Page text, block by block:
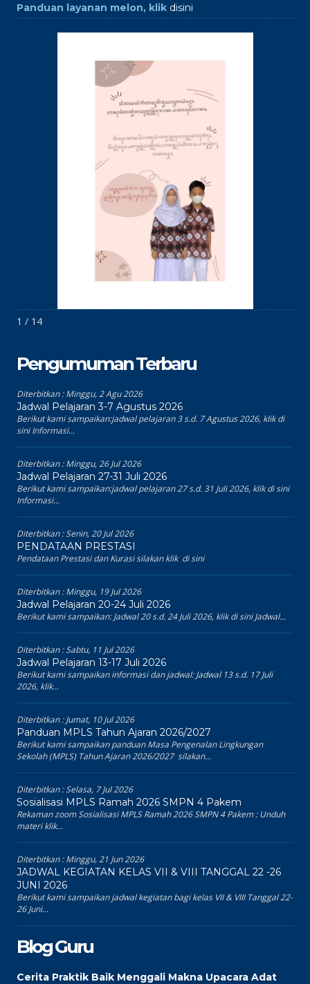
Panduan layanan melon, klik disini
1 / 14
Pengumuman Terbaru
Diterbitkan :Minggu, 2 Agu 2026
Jadwal Pelajaran 3-7 Agustus 2026
Berikut kami sampaikan:jadwal pelajaran 3 s.d. 7 Agustus 2026, klik di
sini Informasi...
Diterbitkan :Minggu, 26 Jul 2026
Jadwal Pelajaran 27-31 Juli 2026
Berikut kami sampaikan:jadwal pelajaran 27 s.d. 31 Juli 2026, klik di sini
Informasi...
Diterbitkan :Senin, 20 Jul 2026
PENDATAAN PRESTASI
Pendataan Prestasi dan Kurasi silakan klik di sini
Diterbitkan :Minggu, 19 Jul 2026
Jadwal Pelajaran 20-24 Juli 2026
Berikut kami sampaikan: Jadwal 20 s.d. 24 Juli 2026, klik di sini Jadwal...
Diterbitkan :Sabtu, 11 Jul 2026
Jadwal Pelajaran 13-17 Juli 2026
Berikut kami sampaikan informasi dan jadwal: Jadwal 13 s.d. 17 Juli
2026, klik...
Diterbitkan :Jumat, 10 Jul 2026
Panduan MPLS Tahun Ajaran 2026/2027
Berikut kami sampaikan panduan Masa Pengenalan Lingkungan
Sekolah (MPLS) Tahun Ajaran 2026/2027 silakan...
Diterbitkan :Selasa, 7 Jul 2026
Sosialisasi MPLS Ramah 2026 SMPN 4 Pakem
Rekaman zoom Sosialisasi MPLS Ramah 2026 SMPN 4 Pakem : Unduh
materi klik...
Diterbitkan :Minggu, 21 Jun 2026
JADWAL KEGIATAN KELAS VII & VIII TANGGAL 22 -26
JUNI 2026
Berikut kami sampaikan jadwal kegiatan bagi kelas VII & VIII Tanggal 22-
26 Juni...
Blog Guru
Cerita Praktik Baik Menggali Makna Upacara Adat